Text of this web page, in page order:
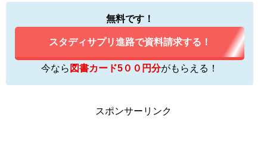
無料です！
スタディサプリ進路で資料請求する！
今なら 図書カード5００円分がもらえる！
スポンサーリンク